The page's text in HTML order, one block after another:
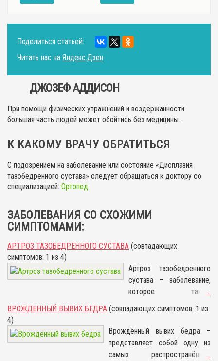
Поделиться статьей:
Читать нас на Яндекс.Дзен
ДЖОЗЕФ АДДИСОН
При помощи физических упражнений и воздержанности
большая часть людей может обойтись без медицины.
К КАКОМУ ВРАЧУ ОБРАТИТЬСЯ
С подозрением на заболевание или состояние «Дисплазия
тазобедренного сустава» следует обращаться к доктору со
специализацией: Ортопед.
ЗАБОЛЕВАНИЯ СО СХОЖИМИ
СИМПТОМАМИ:
АРТРОЗ ТАЗОБЕДРЕННОГО СУСТАВА (совпадающих
симптомов: 1 из 4)
Артроз тазобедренного
сустава – заболевание,
которое также
встречается под
названием коксартроз, и
поражает обычно людей
после сорока лет. Его
причиной является
...
ВРОЖДЕННЫЙ ВЫВИХ БЕДРА (совпадающих симптомов: 1 из
4)
Врождённый вывих бедра –
представляет собой одну из
самых распространённых
...